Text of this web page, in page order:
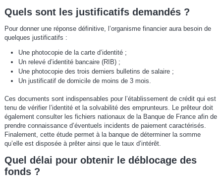
Quels sont les justificatifs demandés ?
Pour donner une réponse définitive, l’organisme financier aura besoin de
quelques justificatifs :
Une photocopie de la carte d’identité ;
Un relevé d’identité bancaire (RIB) ;
Une photocopie des trois derniers bulletins de salaire ;
Un justificatif de domicile de moins de 3 mois.
Ces documents sont indispensables pour l’établissement de crédit qui est
tenu de vérifier l’identité et la solvabilité des emprunteurs. Le prêteur doit
également consulter les fichiers nationaux de la Banque de France afin de
prendre connaissance d’éventuels incidents de paiement caractérisés.
Finalement, cette étude permet à la banque de déterminer la somme
qu’elle est disposée à prêter ainsi que le taux d’intérêt.
Quel délai pour obtenir le déblocage des
fonds ?